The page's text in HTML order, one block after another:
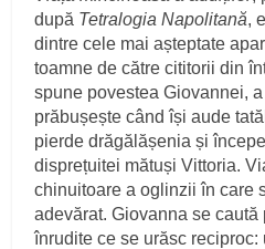
după Tetralogia Napolitană,
dintre cele mai așteptate
toamne de către cititorii din
spune povestea Giovannei,
prăbușește când își aude
pierde drăgălășenia și
disprețuitei mătuși Vittoria.
chinuitoare a oglinzii în care
adevărat. Giovanna se
înrudite ce se urăsc